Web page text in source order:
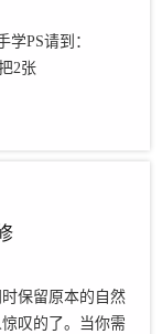
PS请到：
2张
保留原本的自然
叹的了。当你需